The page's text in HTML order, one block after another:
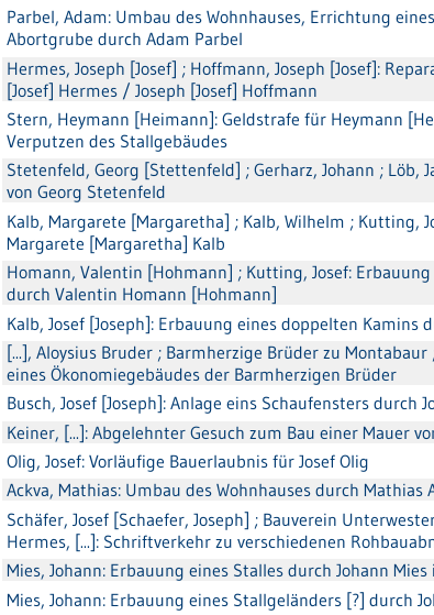
Parbel, Adam: Umbau des Wohnhauses, Errichtung
Abortgrube durch Adam Parbel
Hermes, Joseph [Josef] ; Hoffmann, Joseph [Josef]:
[Josef] Hermes / Joseph [Josef] Hoffmann
Stern, Heymann [Heimann]: Geldstrafe für Heymann
Verputzen des Stallgebäudes
Stetenfeld, Georg [Stettenfeld] ; Gerharz, Johann ; Löb,
von Georg Stetenfeld
Kalb, Margarete [Margaretha] ; Kalb, Wilhelm ; Kutting,
Margarete [Margaretha] Kalb
Homann, Valentin [Hohmann] ; Kutting, Josef:
durch Valentin Homann [Hohmann]
Kalb, Josef [Joseph]: Erbauung eines doppelten Kamins
[...], Aloysius Bruder ; Barmherzige Brüder zu
eines Ökonomiegebäudes der Barmherzigen Brüder
Busch, Josef [Joseph]: Anlage eins Schaufensters durch
Keiner, [...]: Abgelehnter Gesuch zum Bau einer Mauer
Olig, Josef: Vorläufige Bauerlaubnis für Josef Olig
Ackva, Mathias: Umbau des Wohnhauses durch Mathias
Schäfer, Josef [Schaefer, Joseph] ; Bauverein
Hermes, [...]: Schriftverkehr zu verschiedenen
Mies, Johann: Erbauung eines Stalles durch Johann
Mies, Johann: Erbauung eines Stallgeländers [?] durch